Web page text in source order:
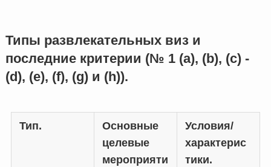
Типы развлекательных виз и
последние критерии (№ 1 (a), (b), (c) -
(d), (e), (f), (g) и (h)).
Тип.
Основные
целевые
мероприяти
Условия/
характерис
тики.